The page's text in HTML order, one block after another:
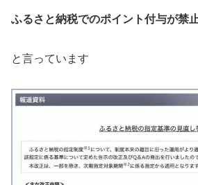
ふるさと納税でのポイント付与が禁
と言っています